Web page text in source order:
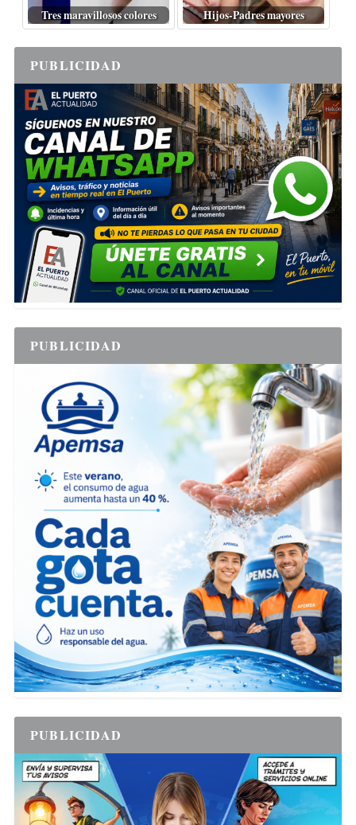
Tres maravillosos colores Hijos-Padres mayores
PUBLICIDAD
PUBLICIDAD
PUBLICIDAD